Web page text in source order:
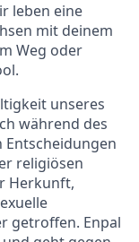
leben eine
mit deinem
Weg oder
unseres
während des
religiösen
Herkunft,
getroffen. Enpal